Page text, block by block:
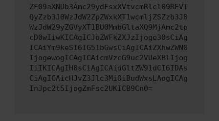
ZF09aXNUb3Amc29ydFsxXVtvcmRlcl09REVT
QyZzb3J0WzJdW2ZpZWxkXT1wcmljZSZzb3J0
WzJdW29yZGVyXT1BU0MmbGltaXQ9MjAmc2tp
cD0wIiwKICAgICJoZWFkZXJzIjoge30sCiAg
ICAiYm9keSI6IG51bGwsCiAgICAiZXhwZWN0
IjogewogICAgICAicmVzcG9uc2VUeXBlIjog
IiIKICAgIH0sCiAgICAidGltZW91dCI6IDAs
CiAgICAicHJvZ3Jlc3MiOiBudWxsLAogICAg
InJpc2t5IjogZmFsc2UKICB9Cn0=